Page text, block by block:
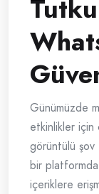
Günümüzde
etkinlikler
görüntülü
bir
içeriklere